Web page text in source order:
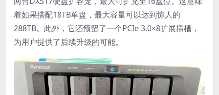
着如果搭配18TB单盘，最大容量可以达到惊人的
288TB。此外，它还预留了一个PCIe 3.0×8扩展插槽，
为用户提供了后续升级的可能。